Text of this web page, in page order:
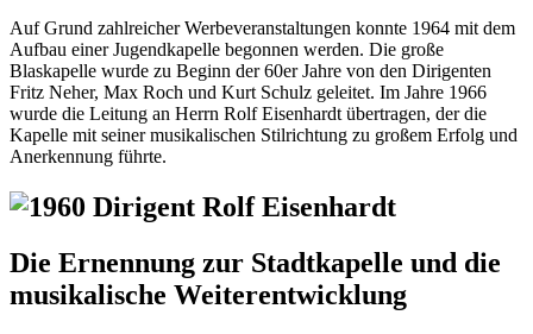
Auf Grund zahlreicher Werbeveranstaltungen konnte 1964 mit dem
Aufbau einer Jugendkapelle begonnen werden. Die große
Blaskapelle wurde zu Beginn der 60er Jahre von den Dirigenten
Fritz Neher, Max Roch und Kurt Schulz geleitet. Im Jahre 1966
wurde die Leitung an Herrn Rolf Eisenhardt übertragen, der die
Kapelle mit seiner musikalischen Stilrichtung zu großem Erfolg und
Anerkennung führte.
Die Ernennung zur Stadtkapelle und die
musikalische Weiterentwicklung